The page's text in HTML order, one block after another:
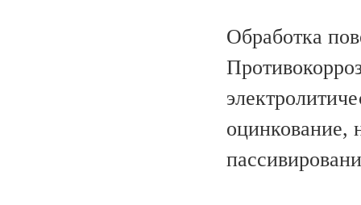
Обработка
оцинкование,